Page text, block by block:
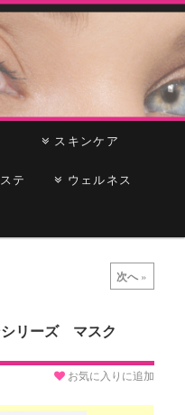
スキンケア
テ ウェルネス
次へ »
リーズ マスク
お気に入りに追加